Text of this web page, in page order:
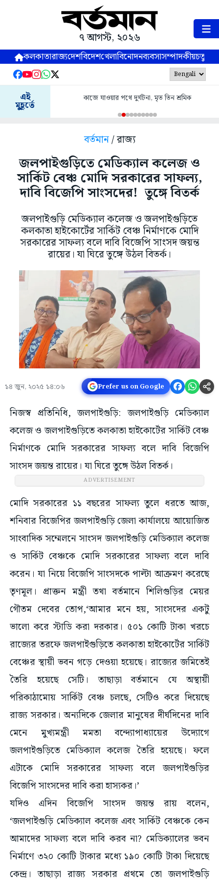
৭ আগস্ট, ২০২৬
কলকাতারাজ্যদেশবিদেশখেলাবিনোদনব্যবসাসম্পাদকীয়
এই
মুহূর্তে
কাজে যাওয়ার পথে দুর্ঘটনা, মৃত তিন শ্রমিক
বর্তমান/ রাজ্য
জলপাইগুড়িতে মেডিক্যাল কলেজ ও
সার্কিট বেঞ্চ মোদি সরকারের সাফল্য,
দাবি বিজেপি সাংসদের! তুঙ্গে বিতর্ক
জলপাইগুড়ি মেডিক্যাল কলেজ ও জলপাইগুড়িতে
কলকাতা হাইকোর্টের সার্কিট বেঞ্চ নির্মাণকে মোদি
সরকারের সাফল্য বলে দাবি বিজেপি সাংসদ জয়ন্ত
রায়ের। যা ঘিরে তুঙ্গে উঠল বিতর্ক।
১৪ জুন, ২০২৫ ১৪:০৬ Prefer us on Google
নিজস্ব প্রতিনিধি, জলপাইগুড়ি: জলপাইগুড়ি মেডিক্যাল
কলেজ ও জলপাইগুড়িতে কলকাতা হাইকোর্টের সার্কিট বেঞ্চ
নির্মাণকে মোদি সরকারের সাফল্য বলে দাবি বিজেপি
সাংসদ জয়ন্ত রায়ের। যা ঘিরে তুঙ্গে উঠল বিতর্ক।
ADVERTISEMENT
মোদি সরকারের ১১ বছরের সাফল্য তুলে ধরতে আজ,
শনিবার বিজেপির জলপাইগুড়ি জেলা কার্যালয়ে আয়োজিত
সাংবাদিক সম্মেলনে সাংসদ জলপাইগুড়ি মেডিক্যাল কলেজ
ও সার্কিট বেঞ্চকে মোদি সরকারের সাফল্য বলে দাবি
করেন। যা নিয়ে বিজেপি সাংসদকে পাল্টা আক্রমণ করেছে
তৃণমূল। প্রাক্তন মন্ত্রী তথা বর্তমানে শিলিগুড়ির মেয়র
গৌতম দেবের তোপ,‘আমার মনে হয়, সাংসদের একটু
ভালো করে স্টাডি করা দরকার। ৫০১ কোটি টাকা খরচে
রাজ্যের তরফে জলপাইগুড়িতে কলকাতা হাইকোর্টের সার্কিট
বেঞ্চের স্থায়ী ভবন গড়ে দেওয়া হয়েছে। রাজ্যের জমিতেই
তৈরি হয়েছে সেটি। তাছাড়া বর্তমানে যে অস্থায়ী
পরিকাঠামোয় সার্কিট বেঞ্চ চলছে, সেটিও করে দিয়েছে
রাজ্য সরকার। অন্যদিকে জেলার মানুষের দীর্ঘদিনের দাবি
মেনে মুখ্যমন্ত্রী মমতা বন্দ্যোপাধ্যায়ের উদ্যোগে
জলপাইগুড়িতে মেডিক্যাল কলেজ তৈরি হয়েছে। ফলে
এটাকে মোদি সরকারের সাফল্য বলে জলপাইগুড়ির
বিজেপি সাংসদের দাবি করা হাস্যকর।’
যদিও এদিন বিজেপি সাংসদ জয়ন্ত রায় বলেন,
‘জলপাইগুড়ি মেডিক্যাল কলেজ এবং সার্কিট বেঞ্চকে কেন
আমাদের সাফল্য বলে দাবি করব না? মেডিক্যালের ভবন
নির্মাণে ৩২০ কোটি টাকার মধ্যে ১৯০ কোটি টাকা দিয়েছে
কেন্দ্র। তাছাড়া রাজ্য সরকার প্রথমে তো জলপাইগুড়ি